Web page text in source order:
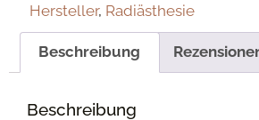
Hersteller, Radiästhesie
Beschreibung
Beschreibung